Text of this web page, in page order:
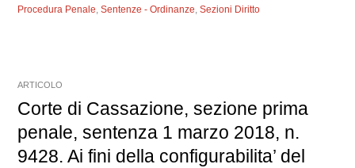
Procedura Penale ,Sentenze - Ordinanze ,Sezioni Diritto
ARTICOLO
Corte di Cassazione, sezione prima
penale, sentenza 1 marzo 2018, n.
9428. Ai fini della configurabilita’ del